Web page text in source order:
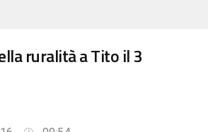
ruralità a Tito il 3